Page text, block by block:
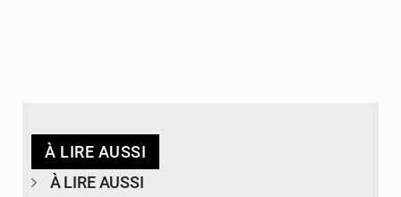
À LIRE AUSSI
À LIRE AUSSI